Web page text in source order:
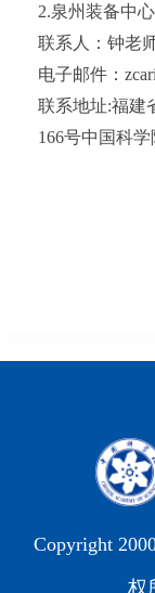
2.泉州装备中
联系人：钟老
电子邮件：
联系地址:福建
166号中国科
Copyright
权